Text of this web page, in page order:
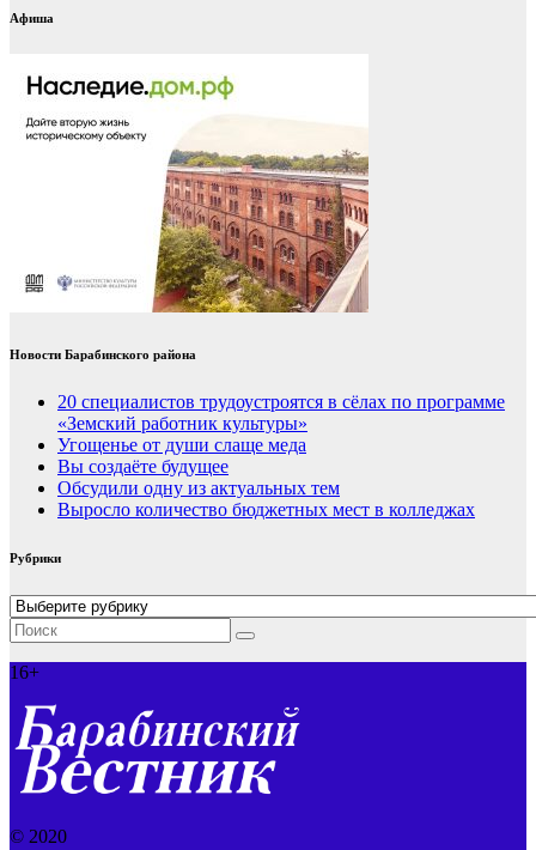
Афиша
Новости Барабинского района
20 специалистов трудоустроятся в сёлах по программе
«Земский работник культуры»
Угощенье от души слаще меда
Вы создаёте будущее
Обсудили одну из актуальных тем
Выросло количество бюджетных мест в колледжах
Рубрики
Рубрики
16+
© 2020